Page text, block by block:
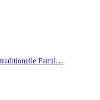
Famil…